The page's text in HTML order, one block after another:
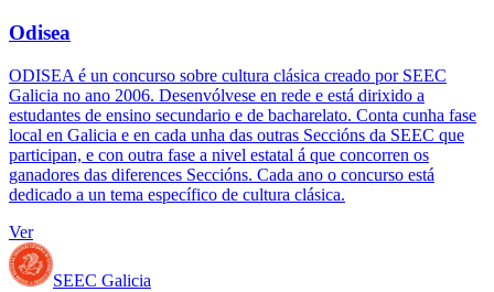
Odisea
ODISEA é un concurso sobre cultura clásica creado por SEEC
Galicia no ano 2006. Desenvólvese en rede e está dirixido a
estudantes de ensino secundario e de bacharelato. Conta cunha fase
local en Galicia e en cada unha das outras Seccións da SEEC que
participan, e con outra fase a nivel estatal á que concorren os
ganadores das diferences Seccións. Cada ano o concurso está
dedicado a un tema específico de cultura clásica.
Ver
SEEC Galicia